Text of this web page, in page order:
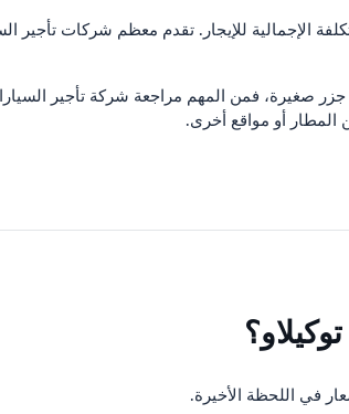
الإجمالية للإيجار. تقدم معظم شركات تأجير
صغيرة، فمن المهم مراجعة شركة تأجير
المطار أو مواقع أخرى.
في اللحظة الأخيرة.